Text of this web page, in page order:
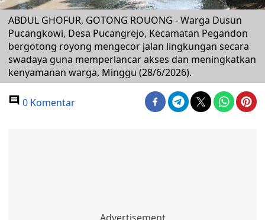
ABDUL GHOFUR, GOTONG ROUONG - Warga Dusun
Pucangkowi, Desa Pucangrejo, Kecamatan Pegandon
bergotong royong mengecor jalan lingkungan secara
swadaya guna memperlancar akses dan meningkatkan
kenyamanan warga, Minggu (28/6/2026).
0 Komentar